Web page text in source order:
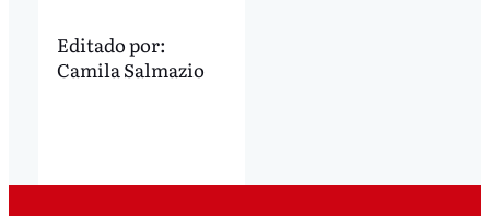
Editado por:
Camila Salmazio